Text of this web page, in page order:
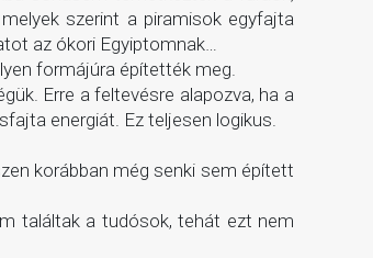
szerint a piramisok egyfajta
az ókori Egyiptomnak…
formájúra építették meg.
Erre a feltevésre alapozva, ha a
energiát. Ez teljesen logikus.
korábban még senki sem épített
találtak a tudósok, tehát ezt nem